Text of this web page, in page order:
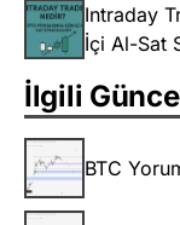
Intraday
İçi Al-Sat
İlgili
BTC